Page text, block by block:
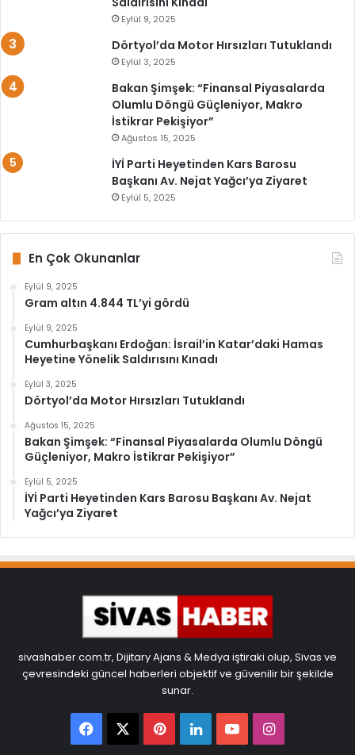
Eylül 9, 2025
Dörtyol’da Motor Hırsızları Tutuklandı
Eylül 3, 2025
Bakan Şimşek: “Finansal Piyasalarda
Olumlu Döngü Güçleniyor, Makro
İstikrar Pekişiyor”
Ağustos 15, 2025
İYİ Parti Heyetinden Kars Barosu
Başkanı Av. Nejat Yağcı’ya Ziyaret
Eylül 5, 2025
En Çok Okunanlar
Eylül 9, 2025
Gram altın 4.844 TL’yi gördü
Eylül 9, 2025
Cumhurbaşkanı Erdoğan: İsrail’in Katar’daki Hamas
Heyetine Yönelik Saldırısını Kınadı
Eylül 3, 2025
Dörtyol’da Motor Hırsızları Tutuklandı
Ağustos 15, 2025
Bakan Şimşek: “Finansal Piyasalarda Olumlu Döngü
Güçleniyor, Makro İstikrar Pekişiyor”
Eylül 5, 2025
İYİ Parti Heyetinden Kars Barosu Başkanı Av. Nejat
Yağcı’ya Ziyaret
sivashaber.com.tr, Dijitary Ajans & Medya iştiraki olup, Sivas ve
çevresindeki güncel haberleri objektif ve güvenilir bir şekilde
sunar.
FacebookPinterest
LinkedInYouTubeInstagram